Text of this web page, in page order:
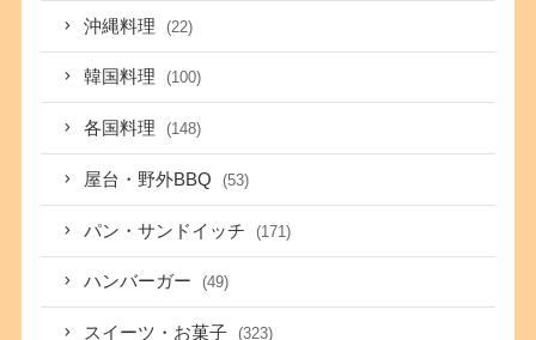
沖縄料理 (22)
韓国料理 (100)
各国料理 (148)
屋台・野外BBQ (53)
パン・サンドイッチ (171)
ハンバーガー (49)
スイーツ・お菓子 (323)